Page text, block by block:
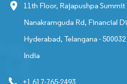
11th Floor, Rajapushpa Summit
Nanakramguda Rd, Financial
Hyderabad, Telangana - 500032
India
+1 617-765-2493